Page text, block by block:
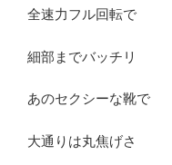
全速力フル回転で
細部までバッチリ
あのセクシーな靴で
大通りは丸焦げさ